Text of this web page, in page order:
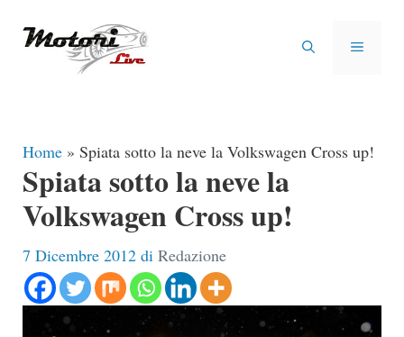
MENU
Home » Spiata sotto la neve la Volkswagen Cross up!
Spiata sotto la neve la
Volkswagen Cross up!
7 Dicembre 2012 di Redazione